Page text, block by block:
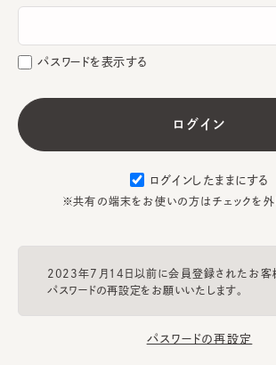
パスワードを表示する
ログインしたままにする
※共有の端末をお使いの方はチェックを外
2023年7月14日以前に会員登録されたお客
パスワードの再設定をお願いいたします。
パスワードの再設定